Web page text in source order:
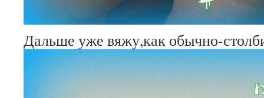
Дальше уже вяжу,как обычно-